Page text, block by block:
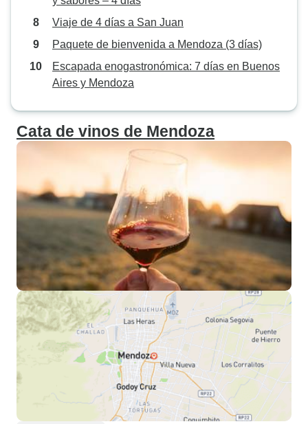
Viaje de 4 días a San Juan
Paquete de bienvenida a Mendoza (3 días)
Escapada enogastronómica: 7 días en Buenos
Aires y Mendoza
Cata de vinos de Mendoza